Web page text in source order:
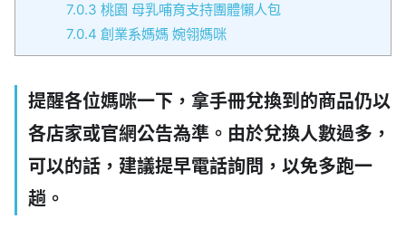
7.0.3 桃園 母乳哺育支持團體懶人包
7.0.4 創業系媽媽 婉翎媽咪
提醒各位媽咪一下，拿手冊兌換到的商品仍以
各店家或官網公告為準。由於兌換人數過多，
可以的話，建議提早電話詢問，以免多跑一
趟。